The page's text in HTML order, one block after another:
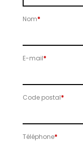
Nom*
E-mail*
Code postal*
Téléphone*